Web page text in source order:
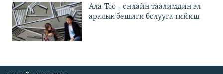
Ала-Тоо – онлайн таалимдин эл
аралык бешиги болууга тийиш